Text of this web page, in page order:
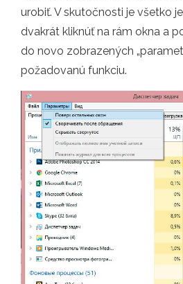
urobiť. V skutočnosti je všetko
dvakrát kliknúť na rám okna a
do novo zobrazených
požadovanú funkciu.